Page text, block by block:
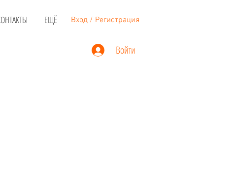
ЕЩЁ Вход / Регистрация
Войти